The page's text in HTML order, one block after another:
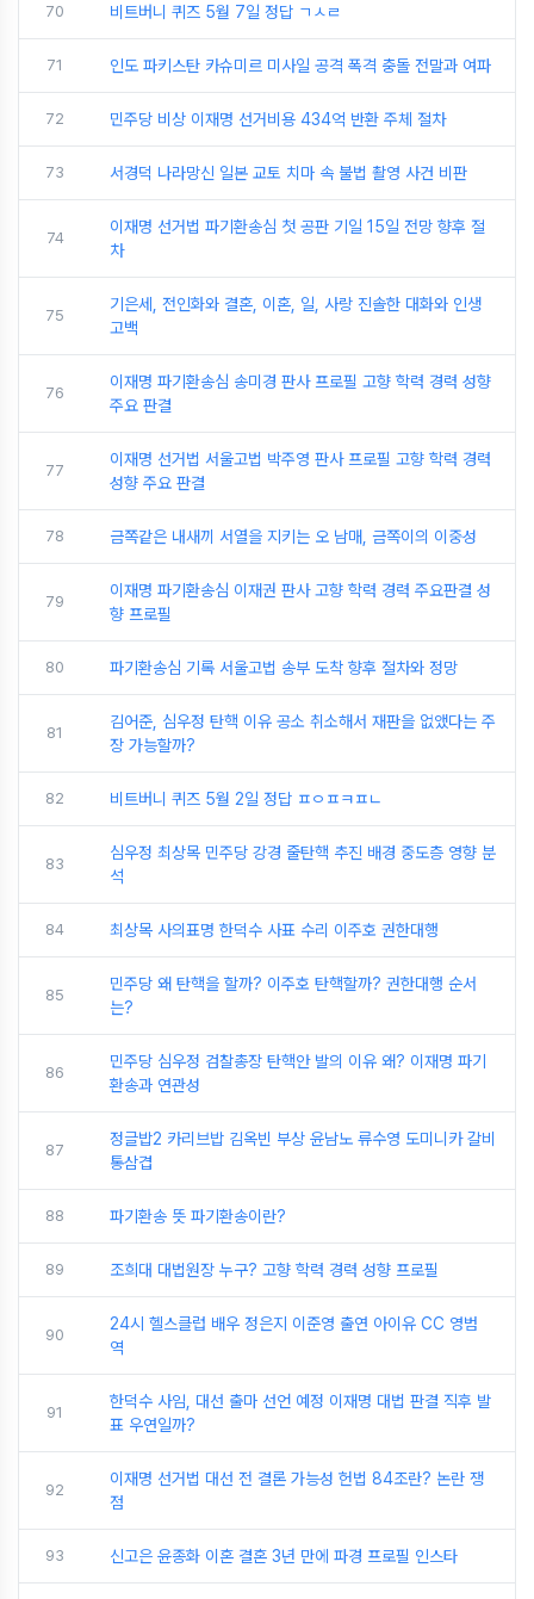
70 비트버니 퀴즈 5월 7일 정답 ㄱㅅㄹ
71 인도 파키스탄 카슈미르 미사일 공격 폭격 충돌 전말과 여파
72 민주당 비상 이재명 선거비용 434억 반환 주체 절차
73 서경덕 나라망신 일본 교토 치마 속 불법 촬영 사건 비판
74
이재명 선거법 파기환송심 첫 공판 기일 15일 전망 향후 절
차
75
기은세, 전인화와 결혼, 이혼, 일, 사랑 진솔한 대화와 인생
고백
76
이재명 파기환송심 송미경 판사 프로필 고향 학력 경력 성향
주요 판결
77
이재명 선거법 서울고법 박주영 판사 프로필 고향 학력 경력
성향 주요 판결
78 금쪽같은 내새끼 서열을 지키는 오 남매, 금쪽이의 이중성
79
이재명 파기환송심 이재권 판사 고향 학력 경력 주요판결 성
향 프로필
80 파기환송심 기록 서울고법 송부 도착 향후 절차와 정망
81
김어준, 심우정 탄핵 이유 공소 취소해서 재판을 없앴다는 주
장 가능할까?
82 비트버니 퀴즈 5월 2일 정답 ㅍㅇㅍㅋㅍㄴ
83
심우정 최상목 민주당 강경 줄탄핵 추진 배경 중도층 영향 분
석
84 최상목 사의표명 한덕수 사표 수리 이주호 권한대행
85
민주당 왜 탄핵을 할까? 이주호 탄핵할까? 권한대행 순서
는?
86
민주당 심우정 검찰총장 탄핵안 발의 이유 왜? 이재명 파기
환송과 연관성
87
정글밥2 카리브밥 김옥빈 부상 윤남노 류수영 도미니카 갈비
통삼겹
88 파기환송 뜻 파기환송이란?
89 조희대 대법원장 누구? 고향 학력 경력 성향 프로필
90
24시 헬스클럽 배우 정은지 이준영 출연 아이유 CC 영범
역
91
한덕수 사임, 대선 출마 선언 예정 이재명 대법 판결 직후 발
표 우연일까?
92
이재명 선거법 대선 전 결론 가능성 헌법 84조란? 논란 쟁
점
93 신고은 윤종화 이혼 결혼 3년 만에 파경 프로필 인스타